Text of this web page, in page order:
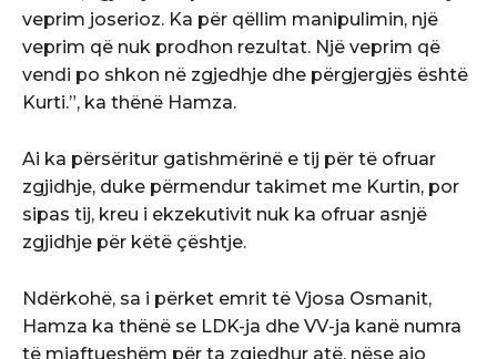
veprim joserioz. Ka për qëllim manipulimin, një
veprim që nuk prodhon rezultat. Një veprim që
vendi po shkon në zgjedhje dhe përgjergjës është
Kurti.”, ka thënë Hamza.
Ai ka përsëritur gatishmërinë e tij për të ofruar
zgjidhje, duke përmendur takimet me Kurtin, por
sipas tij, kreu i ekzekutivit nuk ka ofruar asnjë
zgjidhje për këtë çështje.
Ndërkohë, sa i përket emrit të Vjosa Osmanit,
Hamza ka thënë se LDK-ja dhe VV-ja kanë numra
të mjaftueshëm për ta zgjedhur atë, nëse ajo